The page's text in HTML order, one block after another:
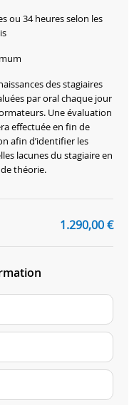
ou 34 heures selon les
des stagiaires
par oral chaque jour
Une évaluation
effectuée en fin de
afin d’identifier les
lacunes du stagiaire en
théorie.
1.290,00€